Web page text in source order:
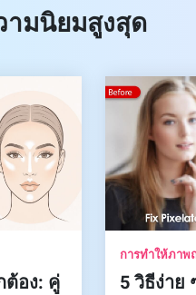
ามนิยมสูงสุด
ต้อง: คู่
การทำให้ภาพ
5 วิธีง่า